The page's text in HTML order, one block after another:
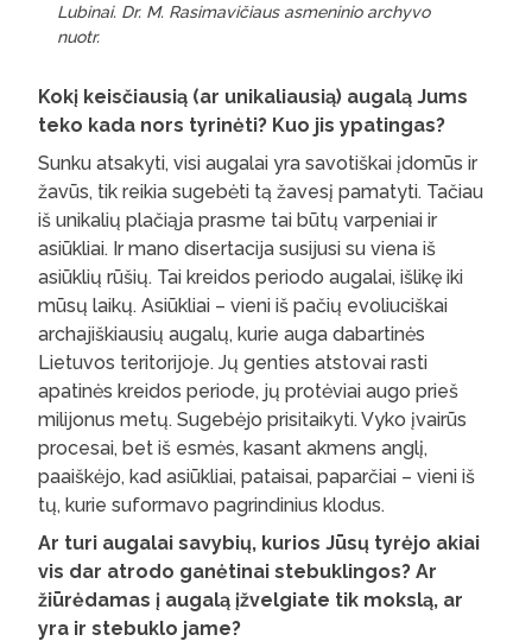
Lubinai. Dr. M. Rasimavičiaus asmeninio archyvo
nuotr.
Kokį keisčiausią (ar unikaliausią) augalą Jums
teko kada nors tyrinėti? Kuo jis ypatingas?
Sunku atsakyti, visi augalai yra savotiškai įdomūs ir
žavūs, tik reikia sugebėti tą žavesį pamatyti. Tačiau
iš unikalių plačiąja prasme tai būtų varpeniai ir
asiūkliai. Ir mano disertacija susijusi su viena iš
asiūklių rūšių. Tai kreidos periodo augalai, išlikę iki
mūsų laikų. Asiūkliai – vieni iš pačių evoliuciškai
archajiškiausių augalų, kurie auga dabartinės
Lietuvos teritorijoje. Jų genties atstovai rasti
apatinės kreidos periode, jų protėviai augo prieš
milijonus metų. Sugebėjo prisitaikyti. Vyko įvairūs
procesai, bet iš esmės, kasant akmens anglį,
paaiškėjo, kad asiūkliai, pataisai, paparčiai – vieni iš
tų, kurie suformavo pagrindinius klodus.
Ar turi augalai savybių, kurios Jūsų tyrėjo akiai
vis dar atrodo ganėtinai stebuklingos? Ar
žiūrėdamas į augalą įžvelgiate tik mokslą, ar
yra ir stebuklo jame?